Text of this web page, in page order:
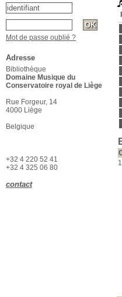
Mot de passe oublié ?
Adresse
Bibliothèque
Domaine Musique du
Conservatoire royal de Liège
Rue Forgeur, 14
4000 Liège
Belgique
+32 4 220 52 41
+32 4 325 06 80
contact